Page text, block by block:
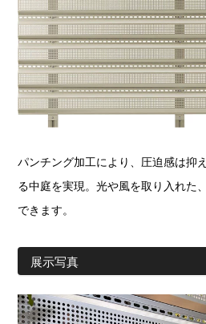
パンチング加工により、圧迫感は抑
る中庭を実現。光や風を取り入れた
できます。
展示写真